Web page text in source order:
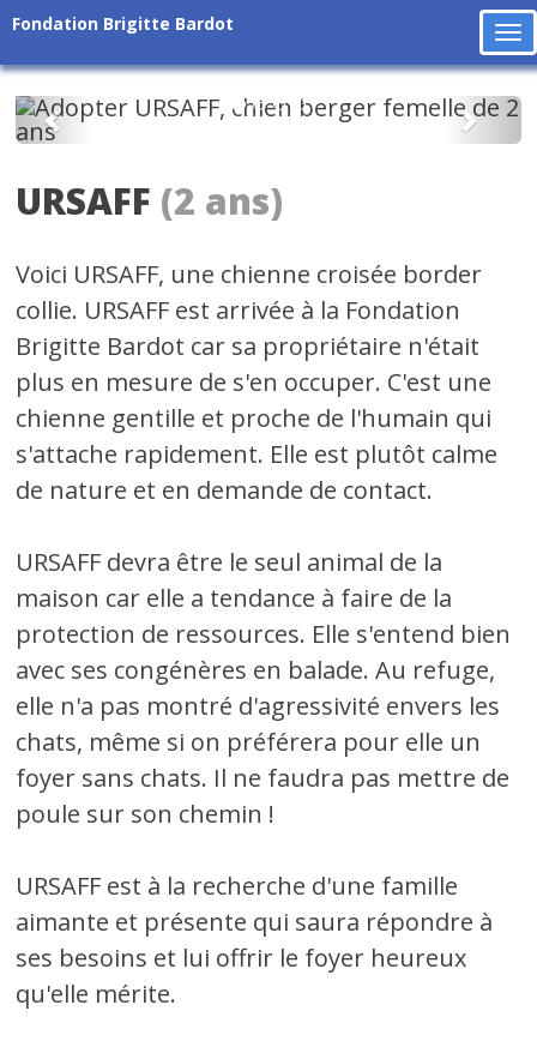
Fondation Brigitte Bardot
Précédent
URSAFF (2 ans)
Voici URSAFF, une chienne croisée border
collie. URSAFF est arrivée à la Fondation
Brigitte Bardot car sa propriétaire n'était
plus en mesure de s'en occuper. C'est une
chienne gentille et proche de l'humain qui
s'attache rapidement. Elle est plutôt calme
de nature et en demande de contact.
URSAFF devra être le seul animal de la
maison car elle a tendance à faire de la
protection de ressources. Elle s'entend bien
avec ses congénères en balade. Au refuge,
elle n'a pas montré d'agressivité envers les
chats, même si on préférera pour elle un
foyer sans chats. Il ne faudra pas mettre de
poule sur son chemin !
URSAFF est à la recherche d'une famille
aimante et présente qui saura répondre à
ses besoins et lui offrir le foyer heureux
qu'elle mérite.